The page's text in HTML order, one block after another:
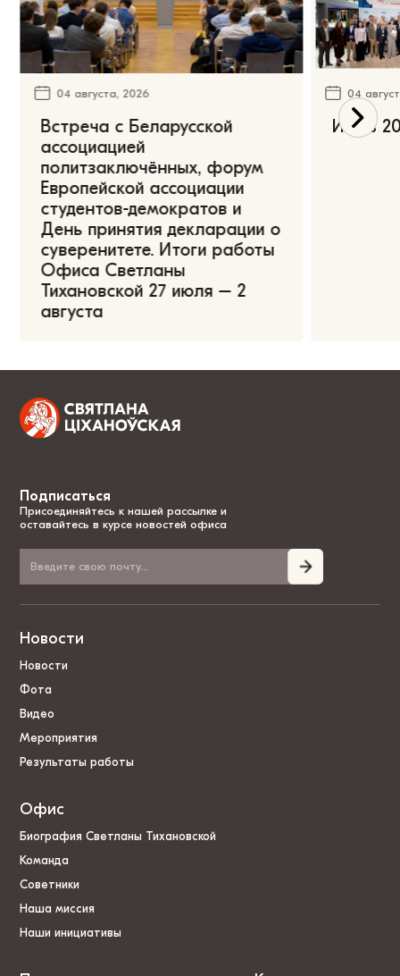
04 августа, 2026
Встреча с Беларусской
ассоциацией
политзаключённых, форум
Европейской ассоциации
студентов-демократов и
День принятия декларации о
суверенитете. Итоги работы
Офиса Светланы
Тихановской 27 июля – 2
августа
04
Июль
Подписаться
Присоединяйтесь к нашей рассылке и
оставайтесь в курсе новостей офиса
Новости
Новости
Фота
Видео
Мероприятия
Результаты работы
Офис
Биография Светланы Тихановской
Команда
Советники
Наша миссия
Наши инициативы